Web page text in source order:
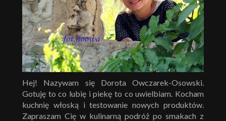
Hej! Nazywam się Dorota Owczarek-Osowski.
Gotuję to co lubię i piekę to co uwielbiam. Kocham
kuchnię włoską i testowanie nowych produktów.
Zapraszam Cię w kulinarną podróż po smakach z